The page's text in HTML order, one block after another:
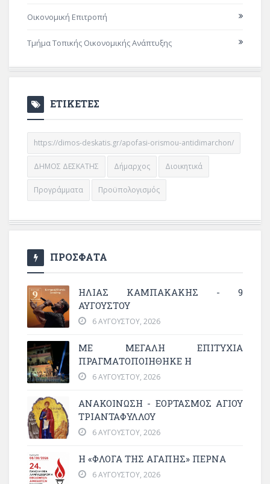
Οικονομική Επιτροπή
Τμήμα Τοπικής Οικονομικής Ανάπτυξης
ΕΤΙΚΕΤΕΣ
https://dimos-deskatis.gr/apofasi-orismou-antidimarchon/
ΔΗΜΟΣ ΔΕΣΚΑΤΗΣ Δήμαρχος Διοικητικά
Προγράμματα Προϋπολογισμός
ΠΡΟΣΦΑΤΑ
ΗΛΙΑΣ ΚΑΜΠΑΚΑΚΗΣ - 9
ΑΥΓΟΥΣΤΟΥ
6 ΑΥΓΟΎΣΤΟΥ, 2026
ΜΕ ΜΕΓΆΛΗ ΕΠΙΤΥΧΊΑ
ΠΡΑΓΜΑΤΟΠΟΙΉΘΗΚΕ Η
6 ΑΥΓΟΎΣΤΟΥ, 2026
ΑΝΑΚΟΙΝΩΣΗ - ΕΟΡΤΑΣΜΟΣ ΑΓΙΟΥ
ΤΡΙΑΝΤΑΦΥΛΛΟΥ
6 ΑΥΓΟΎΣΤΟΥ, 2026
Η «ΦΛΌΓΑ ΤΗΣ ΑΓΆΠΗΣ» ΠΕΡΝΆ
6 ΑΥΓΟΎΣΤΟΥ, 2026